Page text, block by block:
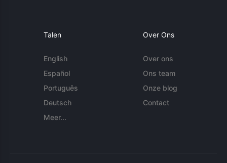
Talen
English
Español
Português
Deutsch
Meer...
Over Ons
Over ons
Ons team
Onze blog
Contact